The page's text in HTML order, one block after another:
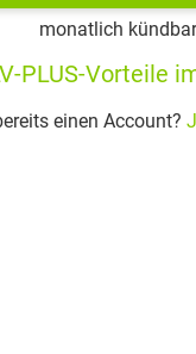
monatlich kündbar
PLUS-Vorteile
einen Account?